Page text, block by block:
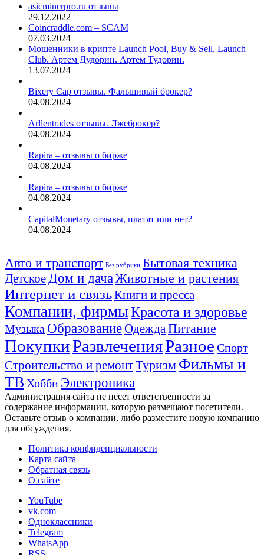
asicminerpro.ru отзывы
29.12.2022
Coincraddle.com – SCAM
07.03.2024
Мошенники в крипте Launch Pool, Buy & Sell, Launch
Club. Артем Дудорин. Артем Тудорин.
13.07.2024
Bixery Cap отзывы. Фальшивый брокер?
04.08.2024
Arllentrades отзывы. Лжеброкер?
04.08.2024
Rapira – отзывы о бирже
04.08.2024
Rapira – отзывы о бирже
04.08.2024
CapitalMonetary отзывы, платят или нет?
04.08.2024
Авто и транспорт Без рубрики Бытовая техника
Детское Дом и дача Животные и растения
Интернет и связьКниги и пресса
Компании, фирмыКрасота и здоровье
Музыка ОбразованиеОдежда Питание
ПокупкиРазвлеченияРазное Спорт
Строительство и ремонтТуризм Фильмы и
ТВ Хобби Электроника
Администрация сайта не несет ответственности за
содержание информации, которую размещают посетители.
Оставьте отзыв о компании, либо разместите новую компанию
для обсуждения.
Политика конфиденциальности
Карта сайта
Обратная связь
О сайте
YouTube
vk.com
Одноклассники
Telegram
WhatsApp